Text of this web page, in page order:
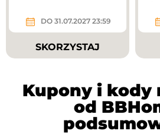
DO 31.07.2027 23:59
SKORZYSTAJ
Kupony i kody
od